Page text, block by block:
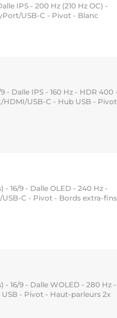
IPS - 200 Hz (210 Hz OC) -
USB-C - Pivot - Blanc
- Dalle IPS - 160 Hz - HDR 400 -
USB-C - Hub USB - Pivot
- 16/9 - Dalle OLED - 240 Hz -
C - Pivot - Bords extra-fins
- 16/9 - Dalle WOLED - 280 Hz -
- Pivot - Haut-parleurs 2x